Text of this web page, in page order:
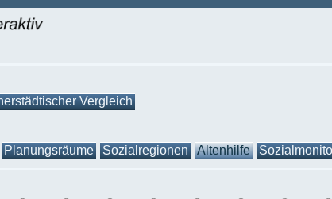
Vergleich
Planungsräume Sozialregionen Altenhilfe